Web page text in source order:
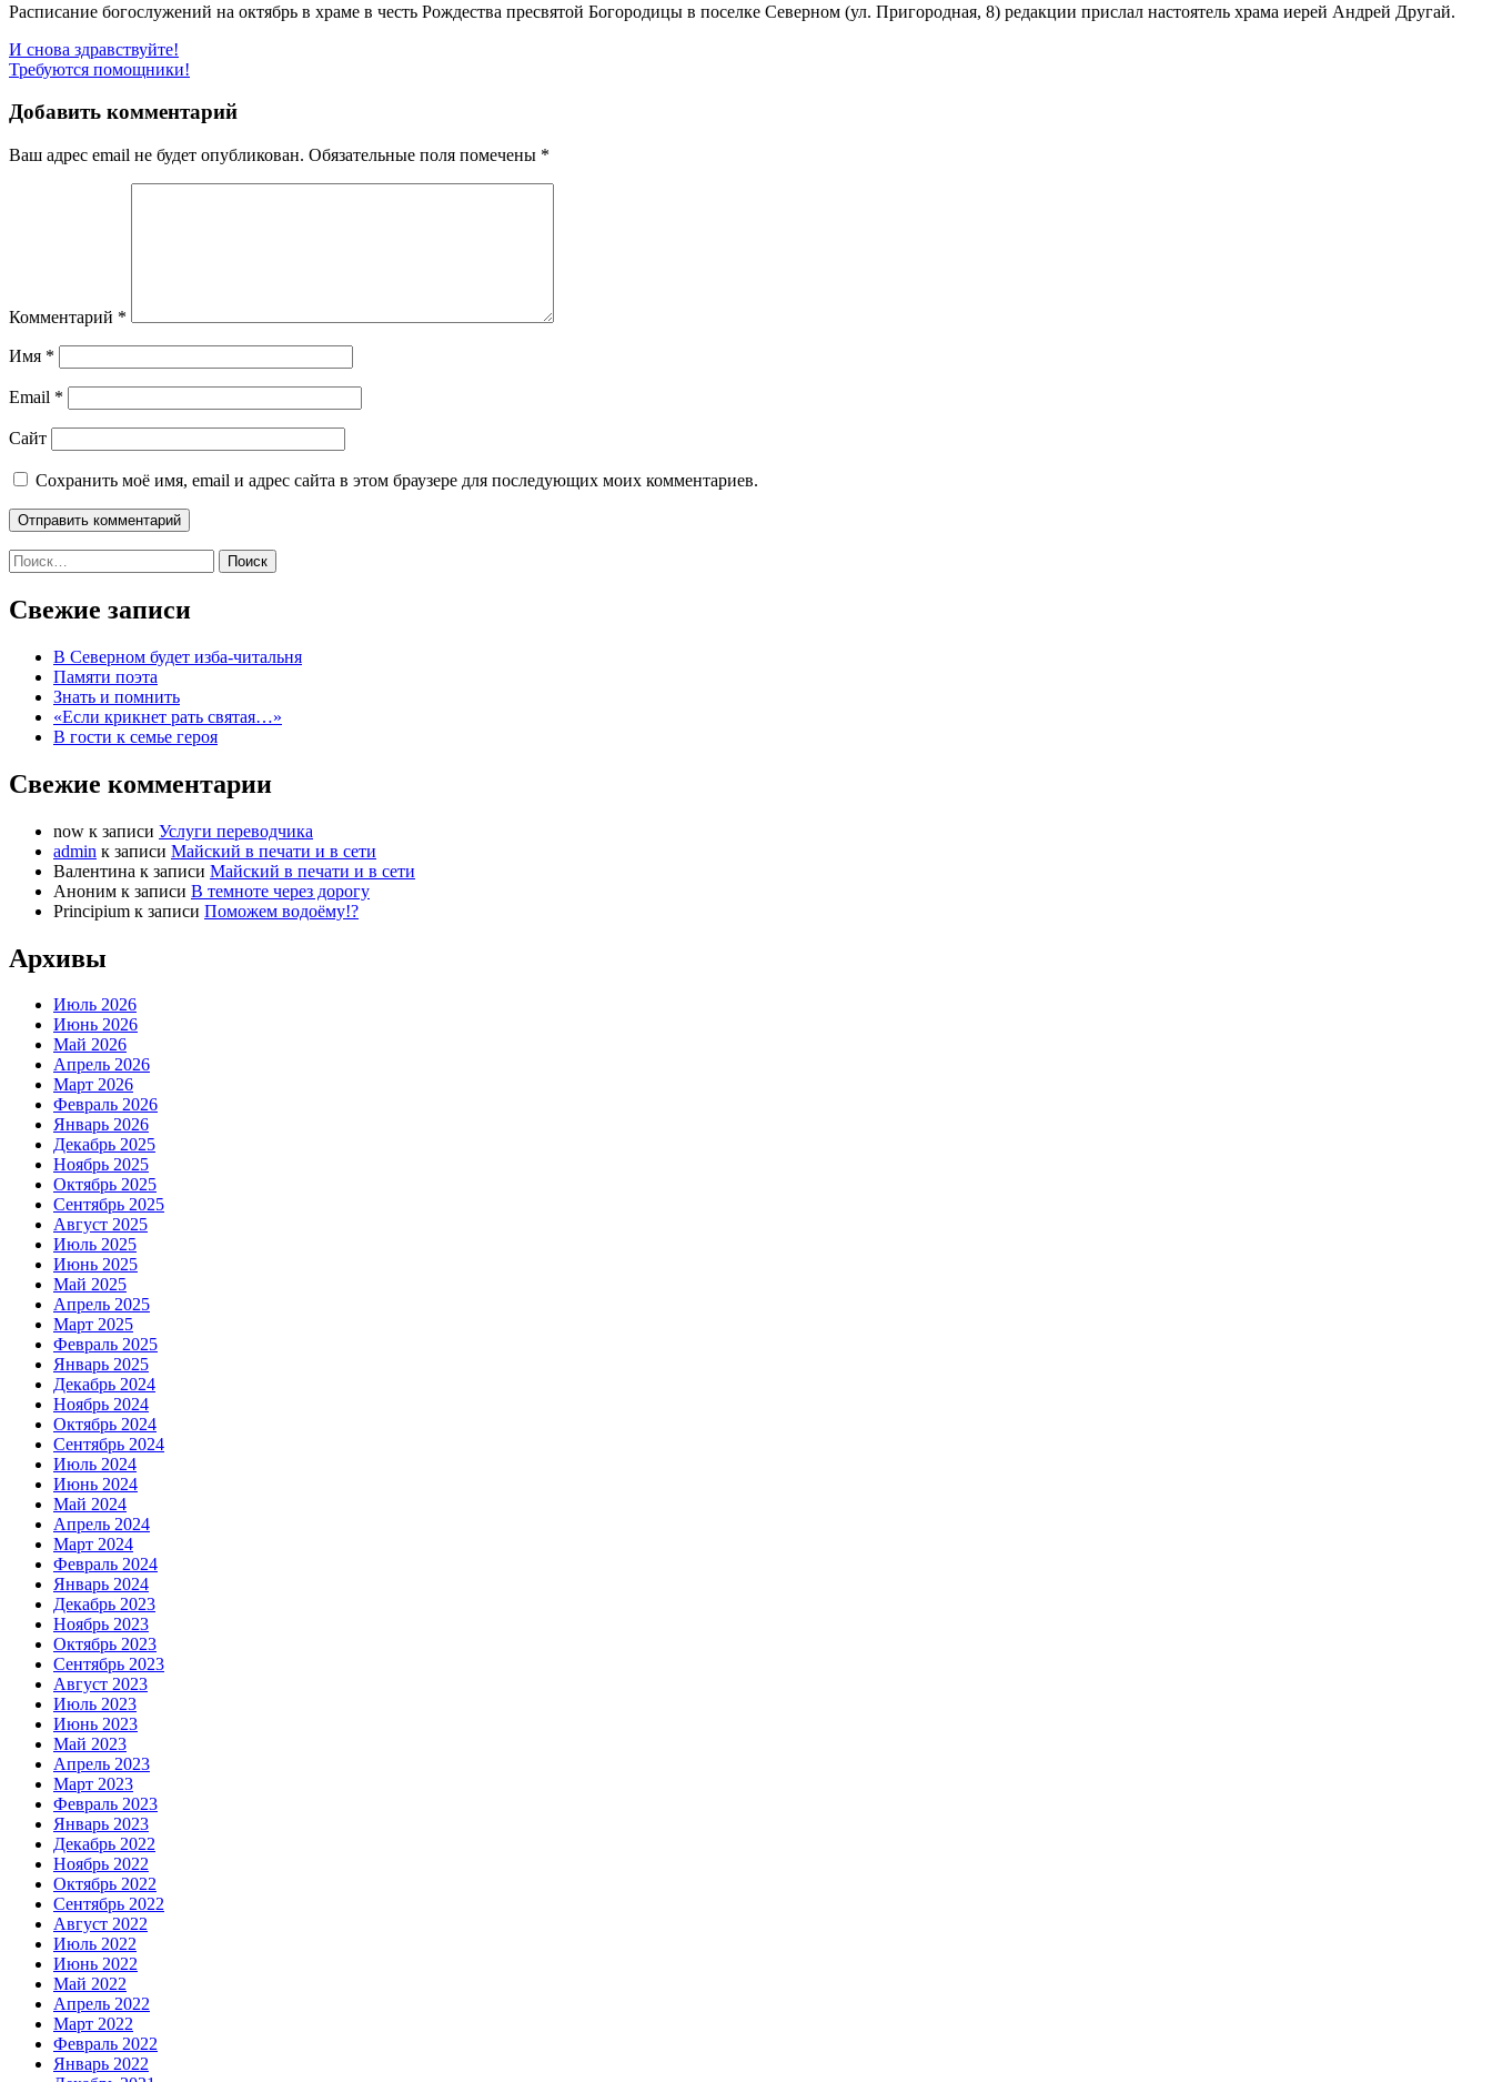
Расписание богослужений на октябрь в храме в честь Рождества пресвятой Богородицы в поселке Северном (ул. Пригородная, 8) редакции прислал настоятель храма иерей Андрей Другай.
Навигация
по
записям
И снова здравствуйте!
Требуются помощники!
Добавить комментарий
Ваш адрес email не будет опубликован. Обязательные поля помечены *
Комментарий *
Имя *
Email *
Сайт
Сохранить моё имя, email и адрес сайта в этом браузере для последующих моих комментариев.
Найти:
Свежие записи
В Северном будет изба-читальня
Памяти поэта
Знать и помнить
«Если крикнет рать святая…»
В гости к семье героя
Свежие комментарии
now к записи Услуги переводчика
admin к записи Майский в печати и в сети
Валентина к записи Майский в печати и в сети
Аноним к записи В темноте через дорогу
Principium к записи Поможем водоёму!?
Архивы
Июль 2026
Июнь 2026
Май 2026
Апрель 2026
Март 2026
Февраль 2026
Январь 2026
Декабрь 2025
Ноябрь 2025
Октябрь 2025
Сентябрь 2025
Август 2025
Июль 2025
Июнь 2025
Май 2025
Апрель 2025
Март 2025
Февраль 2025
Январь 2025
Декабрь 2024
Ноябрь 2024
Октябрь 2024
Сентябрь 2024
Июль 2024
Июнь 2024
Май 2024
Апрель 2024
Март 2024
Февраль 2024
Январь 2024
Декабрь 2023
Ноябрь 2023
Октябрь 2023
Сентябрь 2023
Август 2023
Июль 2023
Июнь 2023
Май 2023
Апрель 2023
Март 2023
Февраль 2023
Январь 2023
Декабрь 2022
Ноябрь 2022
Октябрь 2022
Сентябрь 2022
Август 2022
Июль 2022
Июнь 2022
Май 2022
Апрель 2022
Март 2022
Февраль 2022
Январь 2022